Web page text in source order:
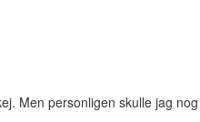
Men personligen skulle jag